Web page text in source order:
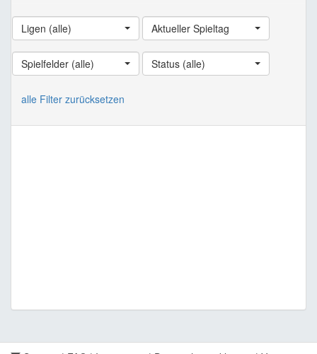
Ligen (alle) Aktueller Spieltag
Spielfelder (alle) Status (alle)
alle Filter zurücksetzen